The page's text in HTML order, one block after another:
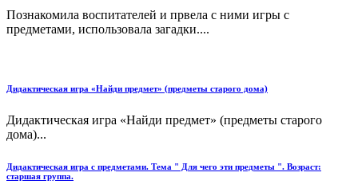
Познакомила воспитателей и првела с ними игры с
предметами, использовала загадки....
Дидактическая игра «Найди предмет» (предметы старого дома)
Дидактическая игра «Найди предмет» (предметы старого
дома)...
Дидактическая игра с предметами. Тема " Для чего эти предметы ". Возраст:
старшая группа.